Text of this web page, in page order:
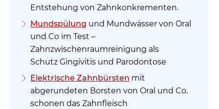
Entstehung von Zahnkonkrementen.
Mundspülung und Mundwässer von Oral
und Co im Test –
Zahnzwischenraumreinigung als
Schutz Gingivitis und Parodontose
Elektrische Zahnbürsten mit
abgerundeten Borsten von Oral und Co.
schonen das Zahnfleisch